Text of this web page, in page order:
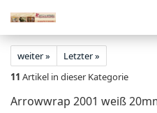
weiter »
Letzter »
11 Artikel in dieser Kategorie
Arrowwrap 2001 weiß